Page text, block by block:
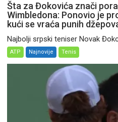
Šta za Đokovića znači
Wimbledona: Ponovio je
kući se vraća punih
Najbolji srpski teniser Novak
ATP Najnovije Tenis